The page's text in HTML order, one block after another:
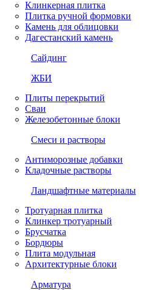
Клинкерная плитка
Плитка ручной формовки
Камень для облицовки
Дагестанский камень
Сайдинг
ЖБИ
Плиты перекрытий
Сваи
Железобетонные блоки
Cмеси и растворы
Антиморозные добавки
Кладочные растворы
Ландшафтные материалы
Тротуарная плитка
Клинкер тротуарный
Брусчатка
Бордюры
Плита модульная
Архитектурные блоки
Арматура